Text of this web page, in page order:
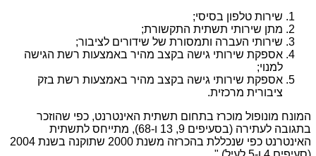
שירות טלפון בסיסי;
מתן שירותי תשתית התקשורת;
שירותי העברה ותמסורת של שידורים לציבור;
אספקת שירותי גישה בקצב מהיר באמצעות רשת הגישה
למנוי;
אספקת שירותי גישה בקצב מהיר באמצעות רשת בזק
ציבורית מרכזית.
המונח מונופול מוכרז בתחום תשתית האינטרנט, כפי שהוזכר
בתגובה לעתירה (בסעיפים 9, 13 ו-68), מתייחס לתשתית
האינטרנט כפי שנכללת בהכרזה משנת 2000 שתוקנה בשנת 2004